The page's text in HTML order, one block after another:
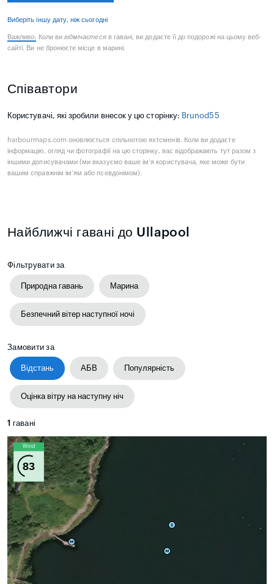
Виберіть іншу дату, ніж сьогодні
Важливо: Коли ви відмічаєтесяв гавані, ви додаєте її до подорожі на цьому веб-
сайті. Ви не бронюєте місце в марині.
Співавтори
Користувачі, які зробили внесок у цю сторінку: Brunod55
harbourmaps.com оновлюється спільнотою яхтсменів. Коли ви додаєте
інформацію, огляд чи фотографії на цю сторінку, вас відображають тут разом з
іншими дописувачами (ми вказуємо ваше ім’я користувача, яке може бути
вашим справжнім ім’ям або псевдонімом).
Найближчі гавані до Ullapool
Фільтрувати за
Природна гавань Марина
Безпечний вітер наступної ночі
Замовити за
Відстань АБВ Популярність
Оцінка вітру на наступну ніч
1 гавані
Wind
83